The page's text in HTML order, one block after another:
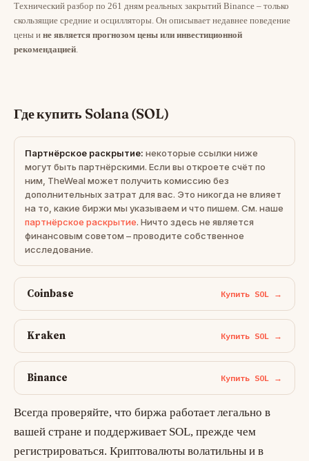
Технический разбор по 261 дням реальных закрытий Binance – только
скользящие средние и осцилляторы. Он описывает недавнее поведение
цены и не является прогнозом цены или инвестиционной
рекомендацией.
Где купить Solana (SOL)
Партнёрское раскрытие: некоторые ссылки ниже
могут быть партнёрскими. Если вы откроете счёт по
ним, TheWeal может получить комиссию без
дополнительных затрат для вас. Это никогда не влияет
на то, какие биржи мы указываем и что пишем. См. наше
партнёрское раскрытие. Ничто здесь не является
финансовым советом – проводите собственное
исследование.
Coinbase Купить SOL →
Kraken Купить SOL →
Binance Купить SOL →
Всегда проверяйте, что биржа работает легально в
вашей стране и поддерживает SOL, прежде чем
регистрироваться. Криптовалюты волатильны и в